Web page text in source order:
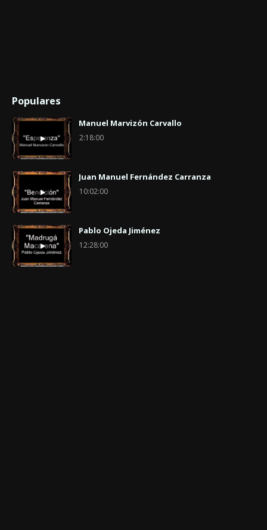
Populares
Manuel Marvizón Carvallo
2:18:00
Juan Manuel Fernández Carranza
10:02:00
Pablo Ojeda Jiménez
12:28:00